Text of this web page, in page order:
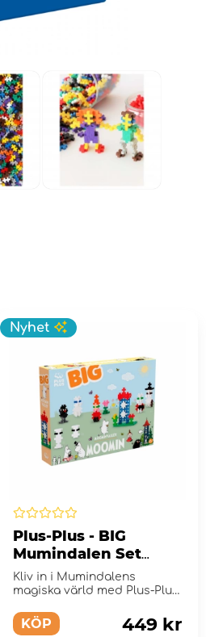
Nyhet
Plus-Plus - BIG
Mumindalen Set
120St
Kliv in i Mumindalens
magiska värld med Plus-Plus
KÖP 449 kr